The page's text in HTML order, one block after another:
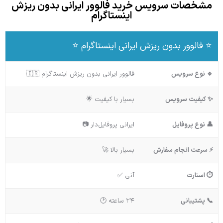
مشخصات سرویس خرید فالوور ایرانی بدون ریزش
اینستاگرام
⭐ فالوور بدون ریزش ایرانی اینستاگرام ⭐
🔹 نوع سرویس فالوور ایرانی بدون ریزش اینستاگرام 🇮🇷
✨ کیفیت سرویس بسیار با کیفیت 🌟
👤 نوع پروفایل ایرانی پروفایل‌دار 📷
⚡ سرعت انجام سفارش بسیار بالا 🚀
⏱️ استارت آنی ✅
📞 پشتیبانی ۲۴ ساعته 🕑